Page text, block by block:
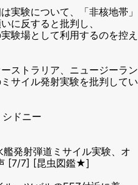
実験について、「非核地帯」
に反すると批判し、
験場として利用するのを控え
ストラリア、ニュージーラン
サイル発射実験を批判してい
ドニー
艦発射弾道ミサイル実験、オ
[7/7] [昆虫図鑑★]